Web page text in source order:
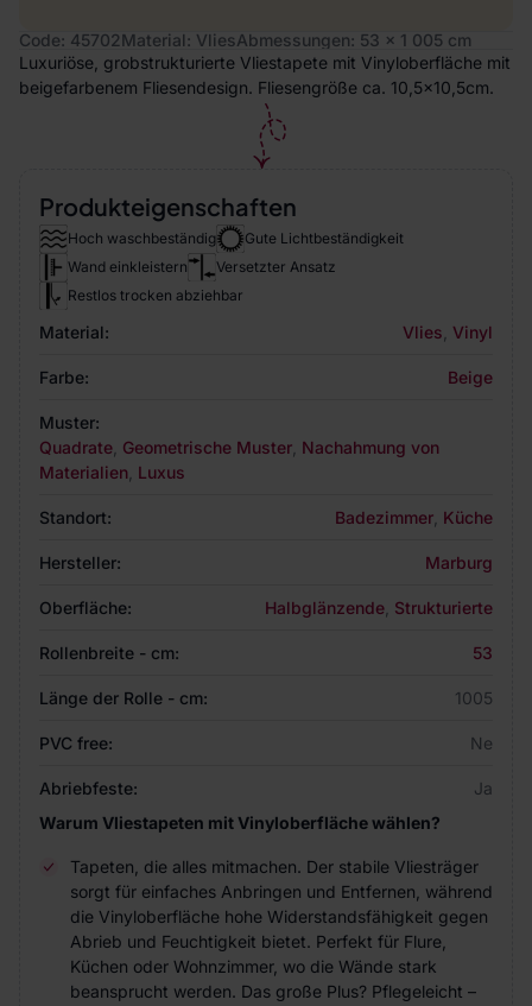
Code: 45702Material: VliesAbmessungen: 53 x 1 005 cm
Luxuriöse, grobstrukturierte Vliestapete mit Vinyloberfläche mit
beigefarbenem Fliesendesign. Fliesengröße ca. 10,5x10,5cm.
Produkteigenschaften
Hoch waschbeständig
Gute Lichtbeständigkeit
Wand einkleistern
Versetzter Ansatz
Restlos trocken abziehbar
Material: Vlies Vinyl
Farbe: Beige
Muster:
Quadrate Geometrische Muster Nachahmung von
Materialien Luxus
Standort: Badezimmer Küche
Hersteller: Marburg
Oberfläche: Halbglänzende Strukturierte
Rollenbreite - cm: 53
Länge der Rolle - cm: 1005
PVC free: Ne
Abriebfeste:
Ja
Warum Vliestapeten mit Vinyloberfläche wählen?
Tapeten, die alles mitmachen. Der stabile Vliesträger
sorgt für einfaches Anbringen und Entfernen, während
die Vinyloberfläche hohe Widerstandsfähigkeit gegen
Abrieb und Feuchtigkeit bietet. Perfekt für Flure,
Küchen oder Wohnzimmer, wo die Wände stark
beansprucht werden. Das große Plus? Pflegeleicht –